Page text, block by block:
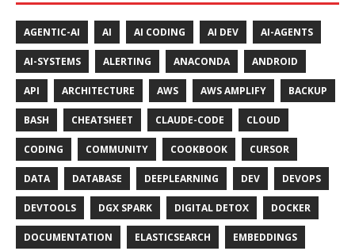
AGENTIC-AI AI AI CODING AI DEV AI-AGENTS
AI-SYSTEMS ALERTING ANACONDA ANDROID
API ARCHITECTURE AWS AWS AMPLIFY BACKUP
BASH CHEATSHEET CLAUDE-CODE CLOUD
CODING COMMUNITY COOKBOOK CURSOR
DATA DATABASE DEEPLEARNING DEV DEVOPS
DEVTOOLS DGX SPARK DIGITAL DETOX DOCKER
DOCUMENTATION ELASTICSEARCH EMBEDDINGS